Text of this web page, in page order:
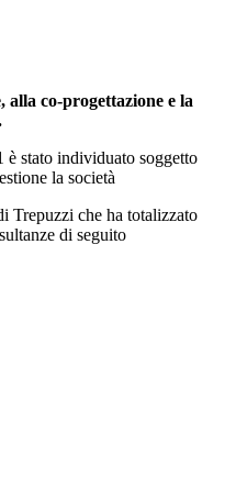
co-progettazione e la
è stato individuato soggetto
la società
Trepuzzi che ha totalizzato
di seguito